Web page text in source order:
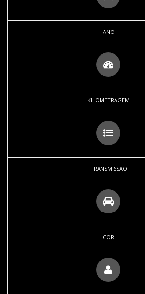
ANO
KILOMETRAGEM
TRANSMISSÃO
COR